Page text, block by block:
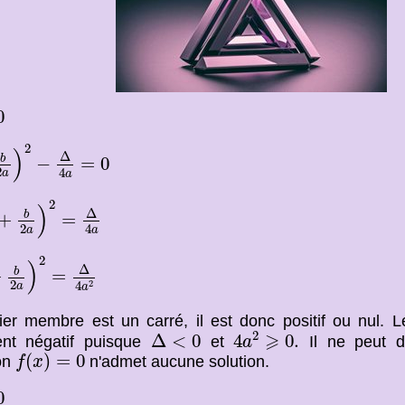
b
a )2
−
Δ
4a = 0
2 −
b
2a ) 2
=
Δ
4a
2 =Δ
b
2a ) 2
=
Δ
4a2
2 =Δ
membre est un carré, il est donc positif ou nul.
négatif puisque Δ < 0
Δ< 0 et4a2 ⩾ 0.
4a2⩾ 0.
Il ne peut
f(x) = 0
f (x)=0 n'admet aucune solution.